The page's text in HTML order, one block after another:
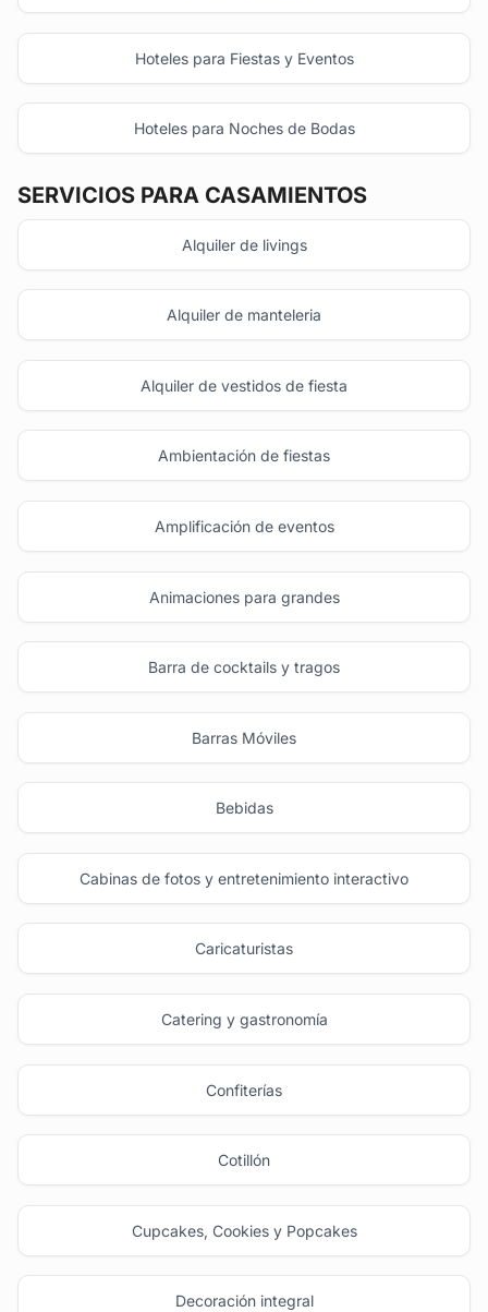
Hoteles para Fiestas y Eventos
Hoteles para Noches de Bodas
SERVICIOS PARA CASAMIENTOS
Alquiler de livings
Alquiler de manteleria
Alquiler de vestidos de fiesta
Ambientación de fiestas
Amplificación de eventos
Animaciones para grandes
Barra de cocktails y tragos
Barras Móviles
Bebidas
Cabinas de fotos y entretenimiento interactivo
Caricaturistas
Catering y gastronomía
Confiterías
Cotillón
Cupcakes, Cookies y Popcakes
Decoración integral